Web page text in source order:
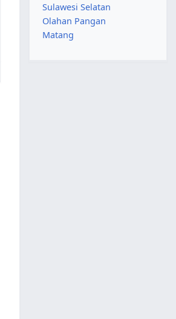
Sulawesi Selatan
Olahan Pangan
Matang